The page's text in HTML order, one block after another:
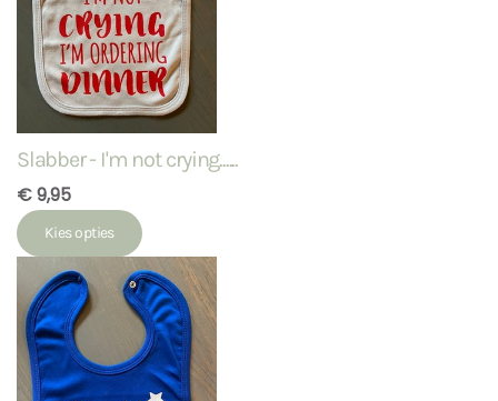
Slabber - I'm not crying......
€ 9,95
Kies opties